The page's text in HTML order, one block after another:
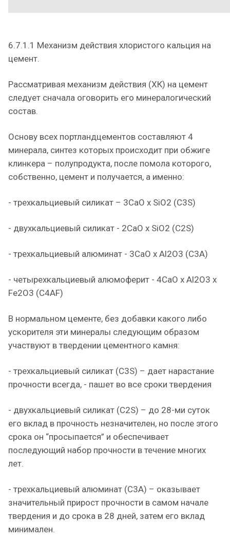
6.7.1.1 Механизм действия хлористого кальция на
цемент.
Рассматривая механизм действия (ХК) на цемент
следует сначала оговорить его минералогический
состав.
Основу всех портландцементов составляют 4
минерала, синтез которых происходит при обжиге
клинкера – полупродукта, после помола которого,
собственно, цемент и получается, а именно:
- трехкальциевый силикат – 3CaO x SiO2 (C3S)
- двухкальциевый силикат - 2CaO x SiO2 (C2S)
- трехкальциевый алюминат - 3CaO x Al2O3 (C3A)
- четырехкальциевый алюмоферит - 4CaO x Al2O3 x
Fe2O3 (C4AF)
В нормальном цементе, без добавки какого либо
ускорителя эти минералы следующим образом
участвуют в твердении цементного камня:
- трехкальциевый силикат (C3S) – дает нарастание
прочности всегда, - пашет во все сроки твердения
- двухкальциевый силикат (C2S) – до 28-ми суток
его вклад в прочность незначителен, но после этого
срока он “просыпается” и обеспечивает
последующий набор прочности в течение многих
лет.
- трехкальциевый алюминат (C3A) – оказывает
значительный прирост прочности в самом начале
твердения и до срока в 28 дней, затем его вклад
минимален.